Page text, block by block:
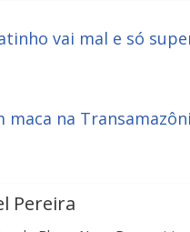
vai mal e só
maca na
Pereira